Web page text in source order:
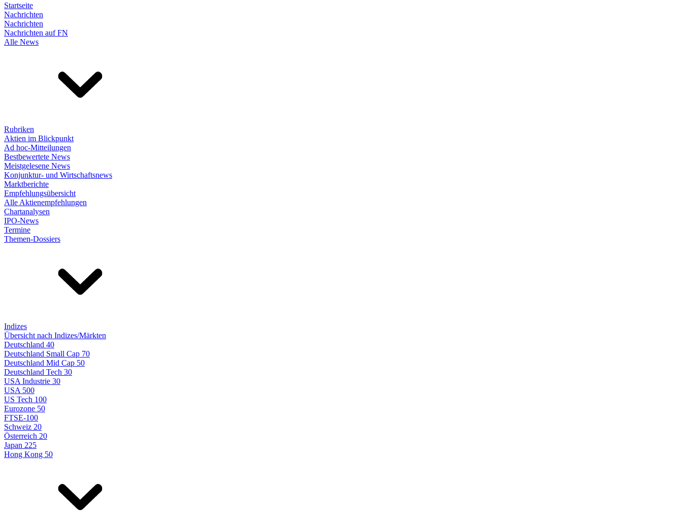
Startseite
Nachrichten
Nachrichten
Nachrichten auf FN
Alle News
Rubriken
Aktien im Blickpunkt
Ad hoc-Mitteilungen
Bestbewertete News
Meistgelesene News
Konjunktur- und Wirtschaftsnews
Marktberichte
Empfehlungsübersicht
Alle Aktienempfehlungen
Chartanalysen
IPO-News
Termine
Themen-Dossiers
Indizes
Übersicht nach Indizes/Märkten
Deutschland 40
Deutschland Small Cap 70
Deutschland Mid Cap 50
Deutschland Tech 30
USA Industrie 30
USA 500
US Tech 100
Eurozone 50
FTSE-100
Schweiz 20
Österreich 20
Japan 225
Hong Kong 50